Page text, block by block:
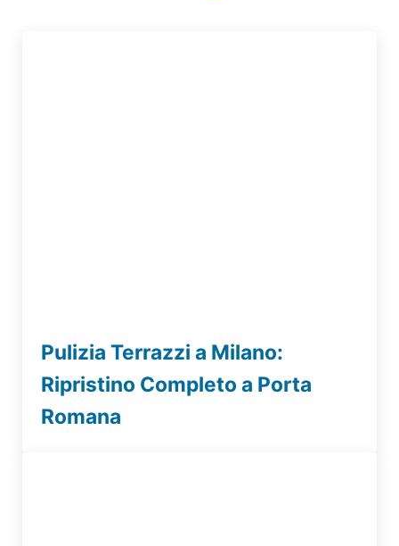
Pulizia Terrazzi a Milano:
Ripristino Completo a Porta
Romana